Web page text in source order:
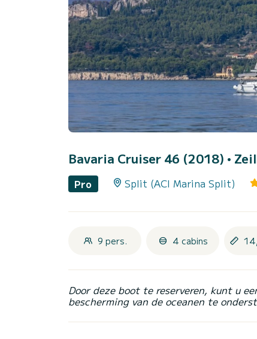
Bavaria Cruiser 46 (2018) •
Pro Split (ACI Marina Split)
9 pers. 4 cabins
Door deze boot te reserveren, kunt u
bescherming van de oceanen te